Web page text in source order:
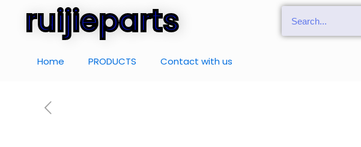
ruijieparts
Home PRODUCTS Contact with us